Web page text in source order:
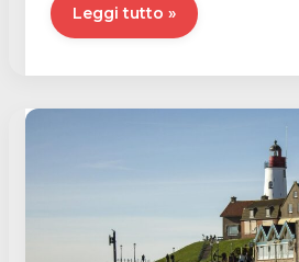
Viaggio
di
Leggi tutto »